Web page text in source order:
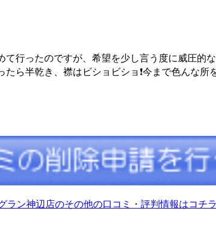
行ったのですが、希望を少し言う度に威圧的
ら半乾き、襟はビショビショ❗今まで色んな
ラン神辺店のその他の口コミ・評判情報はコチラ